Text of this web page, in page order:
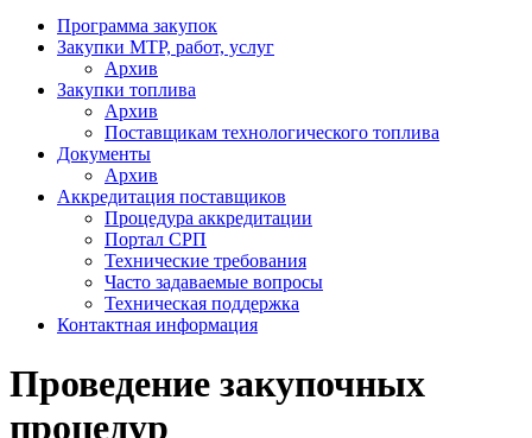
Программа закупок
Закупки МТР, работ, услуг
Архив
Закупки топлива
Архив
Поставщикам технологического топлива
Документы
Архив
Аккредитация поставщиков
Процедура аккредитации
Портал СРП
Технические требования
Часто задаваемые вопросы
Техническая поддержка
Контактная информация
Проведение закупочных
процедур